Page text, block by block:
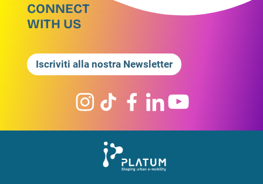
CONNECT
WITH US
Iscriviti alla nostra Newsletter